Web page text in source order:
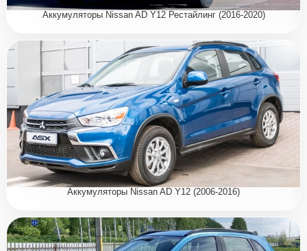
Аккумуляторы Nissan AD Y12 Рестайлинг (2016-2020)
Аккумуляторы Nissan AD Y12 (2006-2016)